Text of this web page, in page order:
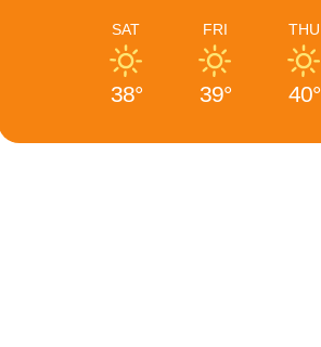
THU
40°
FRI
39°
SAT
38°